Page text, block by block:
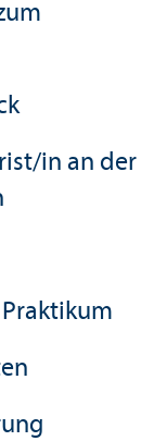
in an der